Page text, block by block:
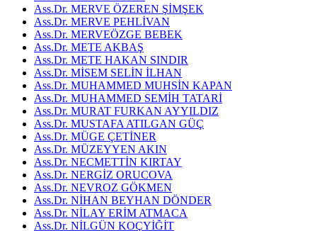
Ass.Dr. MERVE ÖZEREN ŞİMŞEK
Ass.Dr. MERVE PEHLİVAN
Ass.Dr. MERVEÖZGE BEBEK
Ass.Dr. METE AKBAŞ
Ass.Dr. METE HAKAN SINDIR
Ass.Dr. MİSEM SELİN İLHAN
Ass.Dr. MUHAMMED MUHSİN KAPAN
Ass.Dr. MUHAMMED SEMİH TATARİ
Ass.Dr. MURAT FURKAN AYYILDIZ
Ass.Dr. MUSTAFA ATILGAN GÜÇ
Ass.Dr. MÜGE ÇETİNER
Ass.Dr. MÜZEYYEN AKIN
Ass.Dr. NECMETTİN KIRTAY
Ass.Dr. NERGİZ ORUCOVA
Ass.Dr. NEVROZ GÖKMEN
Ass.Dr. NİHAN BEYHAN DÖNDER
Ass.Dr. NİLAY ERİM ATMACA
Ass.Dr. NİLGÜN KOÇYİĞİT